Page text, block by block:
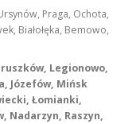
Praga, Ochota,
Białołęka, Bemowo,
Legionowo,
Józefów, Mińsk
Łomianki,
Nadarzyn, Raszyn,